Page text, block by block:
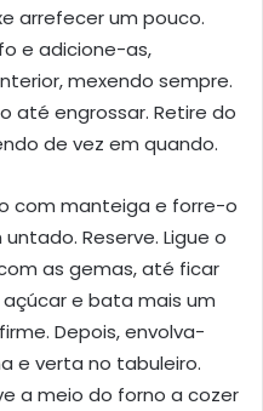
arrefecer um pouco.
e adicione-as,
mexendo sempre.
até engrossar. Retire do
de vez em quando.
com manteiga e forre-o
Reserve. Ligue o
as gemas, até ficar
e bata mais um
Depois, envolva-
e verta no tabuleiro.
a meio do forno a cozer